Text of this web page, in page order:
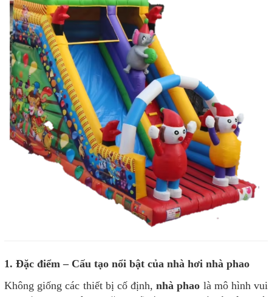
1. Đặc điểm – Cấu tạo nổi bật của nhà hơi nhà phao
Không giống các thiết bị cố định,nhà phao là mô hình vui